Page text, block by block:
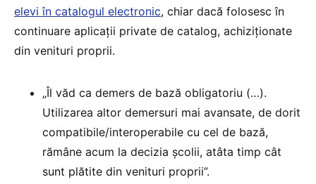
elevi în catalogul electronic, chiar dacă folosesc în
continuare aplicații private de catalog, achiziționate
din venituri proprii.
„Îl văd ca demers de bază obligatoriu (…).
Utilizarea altor demersuri mai avansate, de dorit
compatibile/interoperabile cu cel de bază,
rămâne acum la decizia școlii, atâta timp cât
sunt plătite din venituri proprii”.